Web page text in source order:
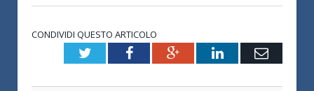
CONDIVIDI QUESTO ARTICOLO
TwitterFacebookGoogle+LinkedInEmail